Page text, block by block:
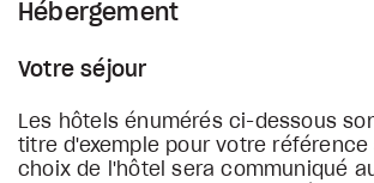
Hébergement
Votre séjour
Les hôtels énumérés ci-dessous
titre d'exemple pour votre référence
choix de l'hôtel sera communiqué